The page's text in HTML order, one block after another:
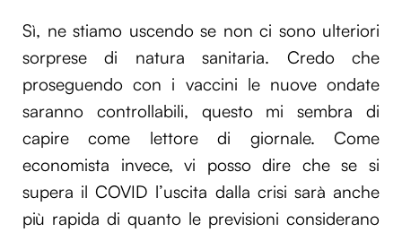
Sì, ne stiamo uscendo se non ci sono ulteriori
sorprese di natura sanitaria. Credo che
proseguendo con i vaccini le nuove ondate
saranno controllabili, questo mi sembra di
capire come lettore di giornale. Come
economista invece, vi posso dire che se si
supera il COVID l’uscita dalla crisi sarà anche
più rapida di quanto le previsioni considerano